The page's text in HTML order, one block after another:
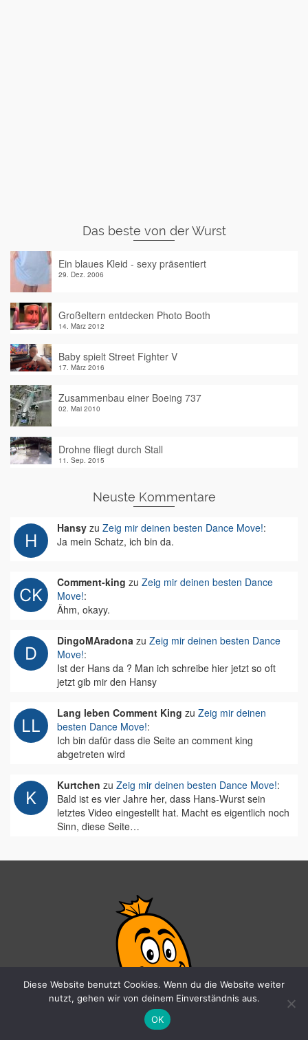
Das beste von der Wurst
Ein blaues Kleid - sexy präsentiert
29. Dez. 2006
Großeltern entdecken Photo Booth
14. März 2012
Baby spielt Street Fighter V
17. März 2016
Zusammenbau einer Boeing 737
02. Mai 2010
Drohne fliegt durch Stall
11. Sep. 2015
Neuste Kommentare
Hansy zu Zeig mir deinen besten Dance Move!:
Ja mein Schatz, ich bin da.
Comment-king zu Zeig mir deinen besten Dance
Move!:
Ähm, okayy.
DingoMAradona zu Zeig mir deinen besten Dance
Move!:
Ist der Hans da ? Man ich schreibe hier jetzt so oft
jetzt gib mir den Hansy
Lang leben Comment King zu Zeig mir deinen
besten Dance Move!:
Ich bin dafür dass die Seite an comment king
abgetreten wird
Kurtchen zu Zeig mir deinen besten Dance Move!:
Bald ist es vier Jahre her, dass Hans-Wurst sein
letztes Video eingestellt hat. Macht es eigentlich noch
Sinn, diese Seite…
Diese Website benutzt Cookies. Wenn du die Website weiter
nutzt, gehen wir von deinem Einverständnis aus.
OK